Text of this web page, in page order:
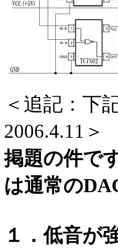
＜追記：下
2006.4.11＞
掲題の件で
は通常の
１．低音が